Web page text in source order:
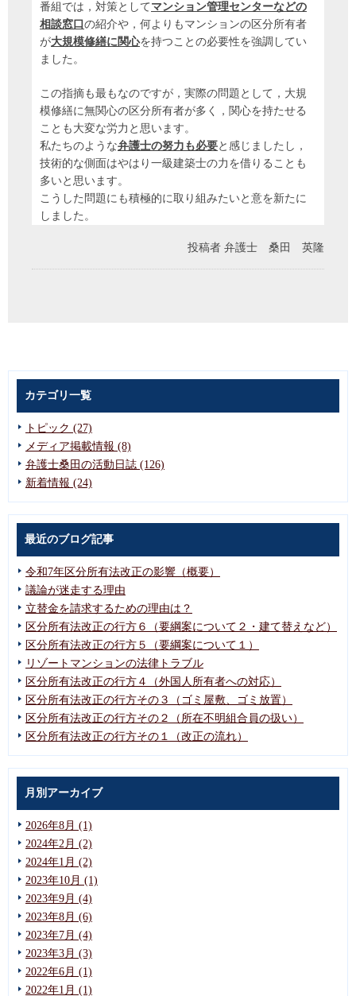
番組では，対策として マンション管理センターなどの
相談窓口 の紹介や，何よりもマンションの区分所有者
が大規模修繕に関心を持つことの必要性を強調してい
ました。
この指摘も最もなのですが，実際の問題として，大規
模修繕に無関心の区分所有者が多く，関心を持たせる
ことも大変な労力と思います。
私たちのような弁護士の努力も必要と感じましたし，
技術的な側面はやはり一級建築士の力を借りることも
多いと思います。
こうした問題にも積極的に取り組みたいと意を新たに
しました。
投稿者 弁護士 桑田 英隆
カテゴリ一覧
トピック (27)
メディア掲載情報 (8)
弁護士桑田の活動日誌 (126)
新着情報 (24)
最近のブログ記事
令和7年区分所有法改正の影響（概要）
議論が迷走する理由
立替金を請求するための理由は？
区分所有法改正の行方６（要綱案について２・建て替えなど）
区分所有法改正の行方５（要綱案について１）
リゾートマンションの法律トラブル
区分所有法改正の行方４（外国人所有者への対応）
区分所有法改正の行方その３（ゴミ屋敷、ゴミ放置）
区分所有法改正の行方その２（所在不明組合員の扱い）
区分所有法改正の行方その１（改正の流れ）
月別アーカイブ
2026年8月 (1)
2024年2月 (2)
2024年1月 (2)
2023年10月 (1)
2023年9月 (4)
2023年8月 (6)
2023年7月 (4)
2023年3月 (3)
2022年6月 (1)
2022年1月 (1)